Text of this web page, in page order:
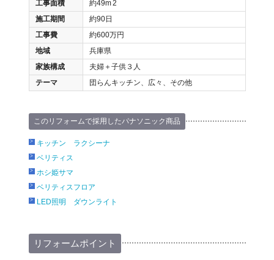
工事面積
約49m2
施工期間
約90日
工事費
約600万円
地域
兵庫県
家族構成
夫婦＋子供３人
テーマ
団らんキッチン、広々、その他
このリフォームで採用したパナソニック商品
キッチン ラクシーナ
ベリティス
ホシ姫サマ
ベリティスフロア
LED照明 ダウンライト
リフォームポイント